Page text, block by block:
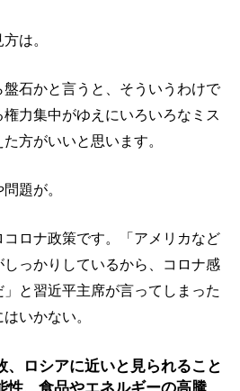
は。
石かと言うと、そういうわけで
力集中がゆえにいろいろなミス
方がいいと思います。
題が。
ロナ政策です。「アメリカなど
っかりしているから、コロナ感
と習近平主席が言ってしまった
いかない。
、ロシアに近いと見られること
性、食品やエネルギーの高騰